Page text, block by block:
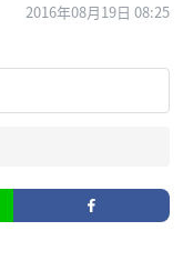
2016年08月19日 08:25